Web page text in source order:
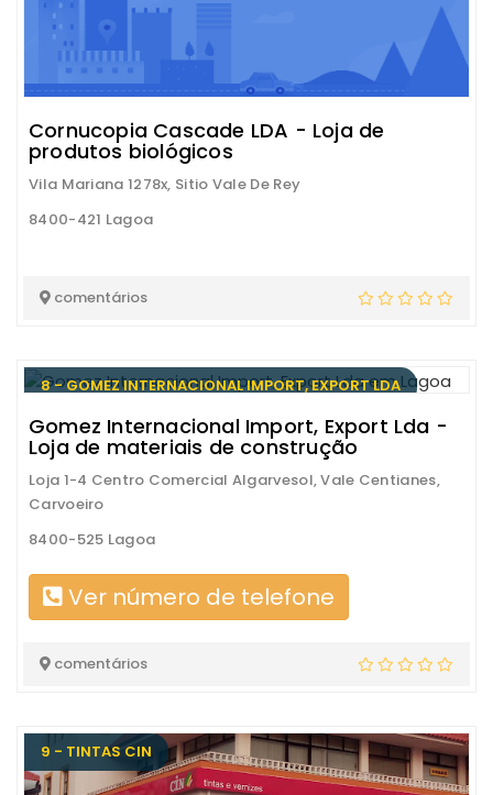
Cornucopia Cascade LDA - Loja de
produtos biológicos
Vila Mariana 1278x, Sitio Vale De Rey
8400-421 Lagoa
comentários
8 - GOMEZ INTERNACIONAL IMPORT, EXPORT LDA
Gomez Internacional Import, Export Lda -
Loja de materiais de construção
Loja 1-4 Centro Comercial Algarvesol, Vale Centianes,
Carvoeiro
8400-525 Lagoa
Ver número de telefone
comentários
9 - TINTAS CIN